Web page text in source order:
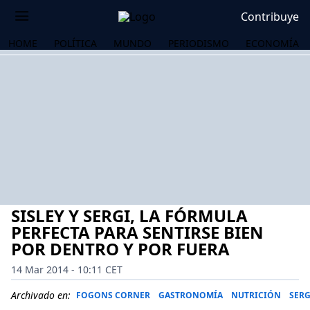
Contribuye
HOME POLÍTICA MUNDO PERIODISMO ECONOMÍA
SISLEY Y SERGI, LA FÓRMULA
PERFECTA PARA SENTIRSE BIEN
POR DENTRO Y POR FUERA
14 Mar 2014 - 10:11 CET
Archivado en: FOGONS CORNER GASTRONOMÍA NUTRICIÓN